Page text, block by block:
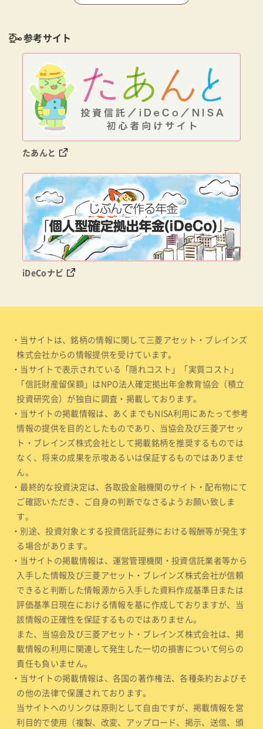
参考サイト
たあんと
iDeCoナビ
・当サイトは、銘柄の情報に関して三菱アセット・ブレインズ
株式会社からの情報提供を受けています。
・当サイトで表示されている「隠れコスト」「実質コスト」
「信託財産留保額」はNPO法人確定拠出年金教育協会（積立
投資研究会）が独自に調査・掲載しております。
・当サイトの掲載情報は、あくまでもNISA利用にあたって参考
情報の提供を目的としたものであり、当協会及び三菱アセッ
ト・ブレインズ株式会社として掲載銘柄を推奨するものでは
なく、将来の成果を示唆あるいは保証するものではありませ
ん。
・最終的な投資決定は、各取扱金融機関のサイト・配布物にて
ご確認いただき、ご自身の判断でなさるようお願い致しま
す。
・別途、投資対象とする投資信託証券における報酬等が発生す
る場合があります。
・当サイトの掲載情報は、運営管理機関・投資信託業者等から
入手した情報及び三菱アセット・ブレインズ株式会社が信頼
できると判断した情報源から入手した資料作成基準日または
評価基準日現在における情報を基に作成しておりますが、当
該情報の正確性を保証するものではありません。
また、当協会及び三菱アセット・ブレインズ株式会社は、掲
載情報の利用に関連して発生した一切の損害について何らの
責任も負いません。
・当サイトの掲載情報は、各国の著作権法、各種条約およびそ
の他の法律で保護されております。
当サイトへのリンクは原則として自由ですが、掲載情報を営
利目的で使用（複製、改変、アップロード、掲示、送信、頒